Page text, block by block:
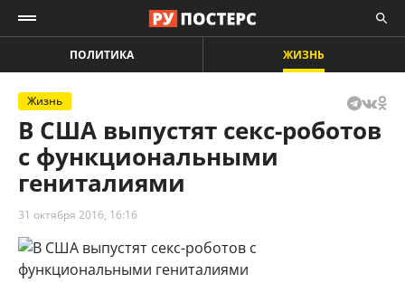
ПОЛИТИКА ЖИЗНЬ
Жизнь
В США выпустят секс-роботов
с функциональными
гениталиями
31 октября 2016, 16:16